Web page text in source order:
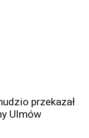
przekazał
Ulmów